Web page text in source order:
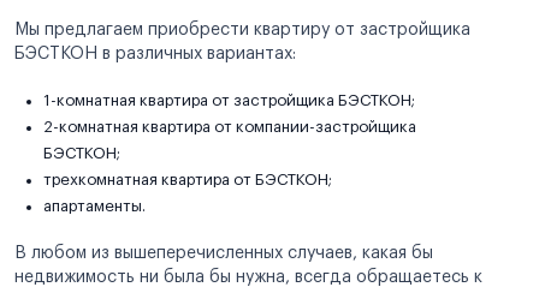
Мы предлагаем приобрести квартиру от застройщика
БЭСТКОН в различных вариантах:
1-комнатная квартира от застройщика БЭСТКОН;
2-комнатная квартира от компании-застройщика
БЭСТКОН;
трехкомнатная квартира от БЭСТКОН;
апартаменты.
В любом из вышеперечисленных случаев, какая бы
недвижимость ни была бы нужна, всегда обращаетесь к